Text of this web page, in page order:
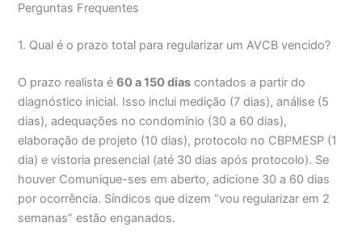
Perguntas Frequentes
1. Qual é o prazo total para regularizar um AVCB vencido?
O prazo realista é60 a 150 dias contados a partir do
diagnóstico inicial. Isso inclui medição (7 dias), análise (5
dias), adequações no condomínio (30 a 60 dias),
elaboração de projeto (10 dias), protocolo no CBPMESP (1
dia) e vistoria presencial (até 30 dias após protocolo). Se
houver Comunique-ses em aberto, adicione 30 a 60 dias
por ocorrência. Síndicos que dizem “vou regularizar em 2
semanas” estão enganados.